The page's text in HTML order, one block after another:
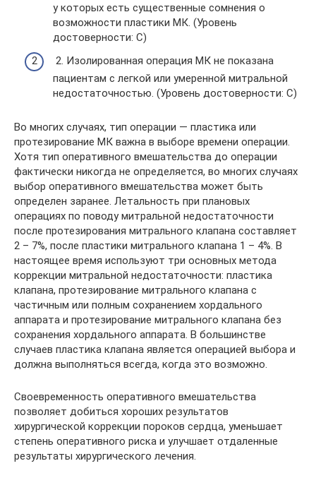
у которых есть существенные сомнения о
возможности пластики МК. (Уровень
достоверности: C)
2. Изолированная операция МК не показана
пациентам с легкой или умеренной митральной
недостаточностью. (Уровень достоверности: C)
Во многих случаях, тип операции — пластика или
протезирование МК важна в выборе времени операции.
Хотя тип оперативного вмешательства до операции
фактически никогда не определяется, во многих случаях
выбор оперативного вмешательства может быть
определен заранее. Летальность при плановых
операциях по поводу митральной недостаточности
после протезирования митрального клапана составляет
2 – 7%, после пластики митрального клапана 1 – 4%. В
настоящее время используют три основных метода
коррекции митральной недостаточности: пластика
клапана, протезирование митрального клапана с
частичным или полным сохранением хордального
аппарата и протезирование митрального клапана без
сохранения хордального аппарата. В большинстве
случаев пластика клапана является операцией выбора и
должна выполняться всегда, когда это возможно.
Своевременность оперативного вмешательства
позволяет добиться хороших результатов
хирургической коррекции пороков сердца, уменьшает
степень оперативного риска и улучшает отдаленные
результаты хирургического лечения.